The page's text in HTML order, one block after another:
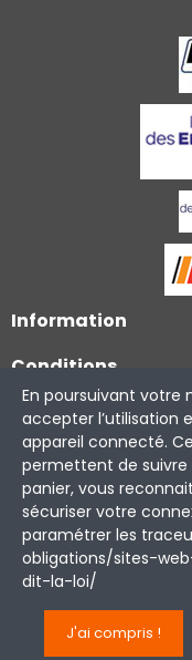
Information
Conditions
Services clients
Copyright © 2026
En poursuivant votre
accepter l’utilisation
appareil connecté.
permettent de
panier, vous
sécuriser votre
paramétrer les
obligations/sites-
dit-la-loi/
J'ai compris !